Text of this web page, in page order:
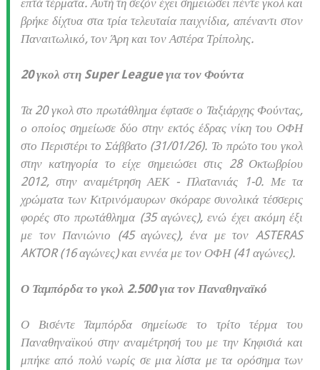
επτά τέρματα. Αυτή τη σεζόν έχει σημειώσει πέντε γκολ και
βρήκε δίχτυα στα τρία τελευταία παιχνίδια, απέναντι στον
Παναιτωλικό, τον Άρη και τον Αστέρα Τρίπολης.
20 γκολ στη Super League για τον Φούντα
Τα 20 γκολ στο πρωτάθλημα έφτασε ο Ταξιάρχης Φούντας,
ο οποίος σημείωσε δύο στην εκτός έδρας νίκη του ΟΦΗ
στο Περιστέρι το Σάββατο (31/01/26). Το πρώτο του γκολ
στην κατηγορία το είχε σημειώσει στις 28 Οκτωβρίου
2012, στην αναμέτρηση ΑΕΚ - Πλατανιάς 1-0. Με τα
χρώματα των Κιτρινόμαυρων σκόραρε συνολικά τέσσερις
φορές στο πρωτάθλημα (35 αγώνες), ενώ έχει ακόμη έξι
με τον Πανιώνιο (45 αγώνες), ένα με τον ASTERAS
AKTOR (16 αγώνες) και εννέα με τον ΟΦΗ (41 αγώνες).
Ο Ταμπόρδα το γκολ 2.500 για τον Παναθηναϊκό
Ο Βισέντε Ταμπόρδα σημείωσε το τρίτο τέρμα του
Παναθηναϊκού στην αναμέτρησή του με την Κηφισιά και
μπήκε από πολύ νωρίς σε μια λίστα με τα ορόσημα των